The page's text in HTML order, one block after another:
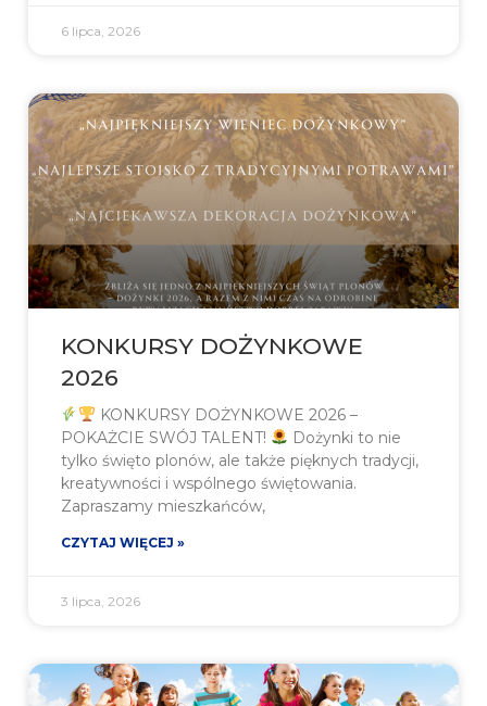
6 lipca, 2026
KONKURSY DOŻYNKOWE
2026
KONKURSY DOŻYNKOWE 2026 –
POKAŻCIE SWÓJ TALENT!
Dożynki to nie
tylko święto plonów, ale także pięknych tradycji,
kreatywności i wspólnego świętowania.
Zapraszamy mieszkańców,
CZYTAJ WIĘCEJ »
3 lipca, 2026